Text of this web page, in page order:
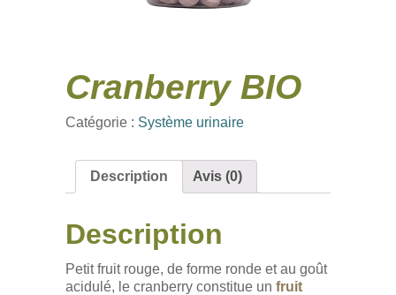
Cranberry BIO
Catégorie : Système urinaire
Description Avis (0)
Description
Petit fruit rouge, de forme ronde et au goût
acidulé, le cranberry constitue un fruit